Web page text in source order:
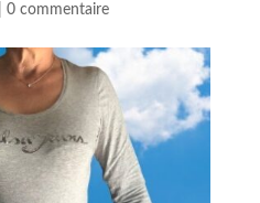
0 commentaire